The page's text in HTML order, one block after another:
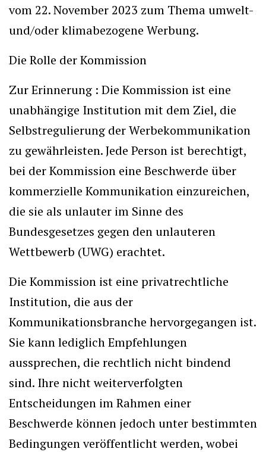
vom 22. November 2023 zum Thema umwelt-
und/oder klimabezogene Werbung.
Die Rolle der Kommission
Zur Erinnerung : Die Kommission ist eine
unabhängige Institution mit dem Ziel, die
Selbstregulierung der Werbekommunikation
zu gewährleisten. Jede Person ist berechtigt,
bei der Kommission eine Beschwerde über
kommerzielle Kommunikation einzureichen,
die sie als unlauter im Sinne des
Bundesgesetzes gegen den unlauteren
Wettbewerb (UWG) erachtet.
Die Kommission ist eine privatrechtliche
Institution, die aus der
Kommunikationsbranche hervorgegangen ist.
Sie kann lediglich Empfehlungen
aussprechen, die rechtlich nicht bindend
sind. Ihre nicht weiterverfolgten
Entscheidungen im Rahmen einer
Beschwerde können jedoch unter bestimmten
Bedingungen veröffentlicht werden, wobei